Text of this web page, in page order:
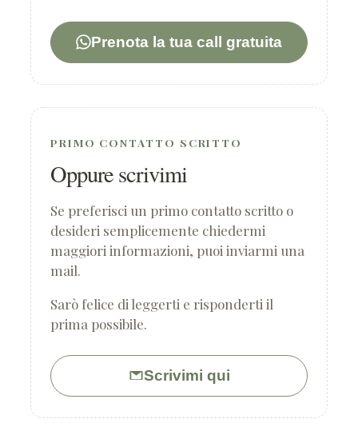
Prenota la tua call gratuita
PRIMO CONTATTO SCRITTO
Oppure scrivimi
Se preferisci un primo contatto scritto o
desideri semplicemente chiedermi
maggiori informazioni, puoi inviarmi una
mail.
Sarò felice di leggerti e risponderti il
prima possibile.
Scrivimi qui